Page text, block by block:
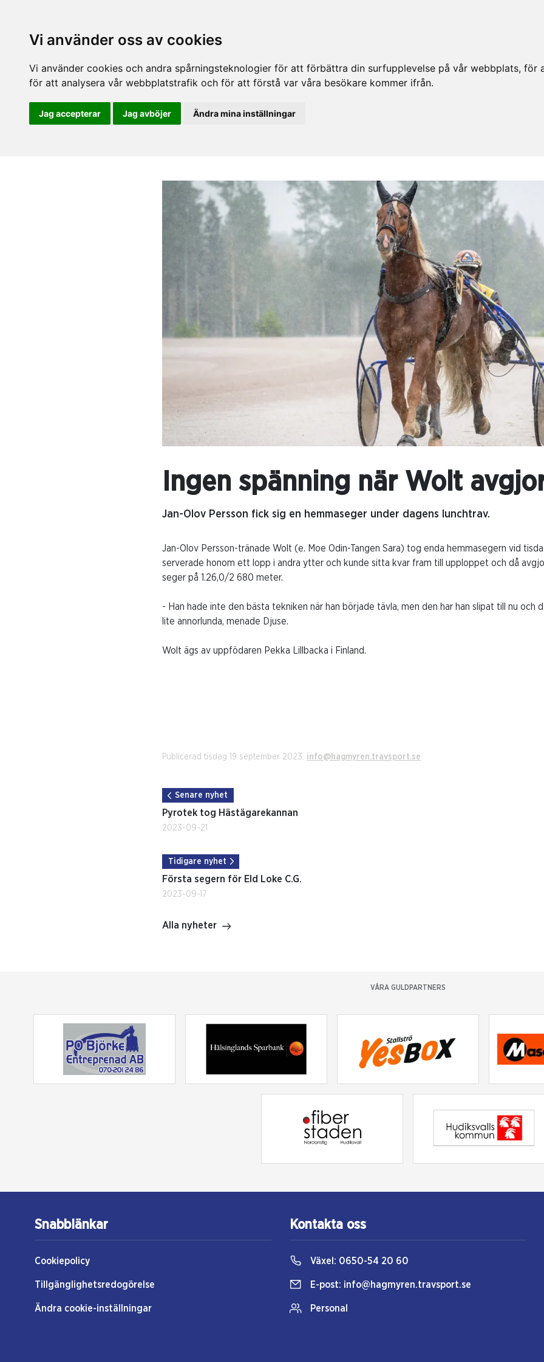
Vi använder oss av cookies
Vi använder cookies och andra spårningsteknologier för att förbättra din surfupplevelse på vår webbplats, för
för att analysera vår webbplatstrafik och för att förstå var våra besökare kommer ifrån.
Jag accepterar Jag avböjer Ändra mina inställningar
Ingen spänning när Wolt
Jan-Olov Persson fick sig en hemmaseger under dagens lunchtrav.
Jan-Olov Persson-tränade Wolt (e. Moe Odin-Tangen Sara) tog enda hemmasegern vid
serverade honom ett lopp i andra ytter och kunde sitta kvar fram till upploppet och då
seger på 1.26,0/2 680 meter.
- Han hade inte den bästa tekniken när han började tävla, men den har han slipat till nu och
lite annorlunda, menade Djuse.
Wolt ägs av uppfödaren Pekka Lillbacka i Finland.
Publicerad tisdag 19 september 2023. info@hagmyren.travsport.se
Senare nyhet
Pyrotek tog Hästägarekannan
2023-09-21
Tidigare nyhet
Första segern för Eld Loke C.G.
2023-09-17
Alla nyheter
VÅRA GULDPARTNERS
Snabblänkar
Cookiepolicy
Tillgänglighetsredogörelse
Ändra cookie-inställningar
Kontakta oss
Växel: 0650-54 20 60
E-post: info@hagmyren.travsport.se
Personal